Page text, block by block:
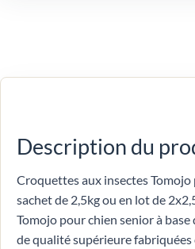
Description du
Croquettes aux insectes Tomojo
sachet de 2,5kg ou en lot de
Tomojo pour chien senior à
de qualité supérieure fabriquées